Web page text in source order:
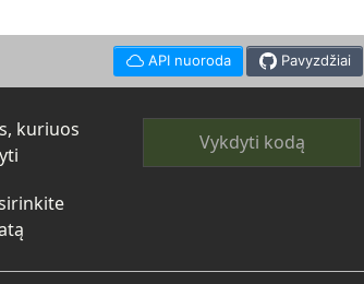
API nuoroda Pavyzdžiai
kuriuos
Vykdyti kodą